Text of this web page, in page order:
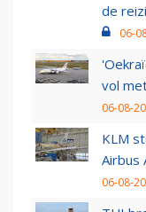
de
06-
vol
06-08-
KLM
Airbus
06-08-